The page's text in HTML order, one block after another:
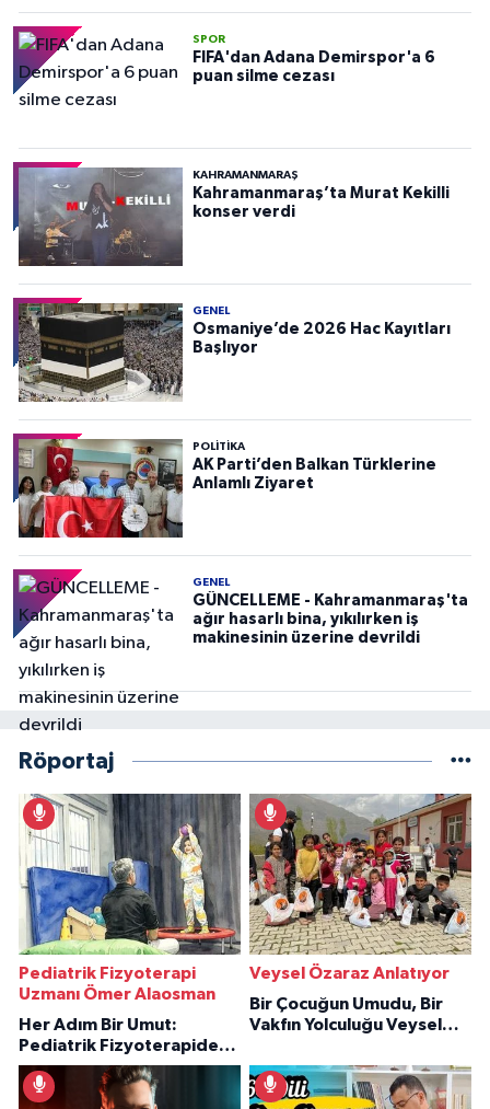
SPOR
FIFA'dan Adana Demirspor'a 6
puan silme cezası
KAHRAMANMARAŞ
Kahramanmaraş’ta Murat Kekilli
konser verdi
GENEL
Osmaniye’de 2026 Hac Kayıtları
Başlıyor
POLITIKA
AK Parti’den Balkan Türklerine
Anlamlı Ziyaret
GENEL
GÜNCELLEME - Kahramanmaraş'ta
ağır hasarlı bina, yıkılırken iş
makinesinin üzerine devrildi
Röportaj
Pediatrik Fizyoterapi
Uzmanı Ömer Alaosman
Her Adım Bir Umut:
Pediatrik Fizyoterapiden
İlham Veren Hikâyeler
Veysel Özaraz Anlatıyor
Bir Çocuğun Umudu, Bir
Vakfın Yolculuğu Veysel